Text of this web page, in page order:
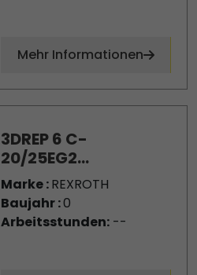
Mehr Informationen
3DREP 6 C-
20/25EG2...
Marke :REXROTH
Baujahr :0
Arbeitsstunden:--